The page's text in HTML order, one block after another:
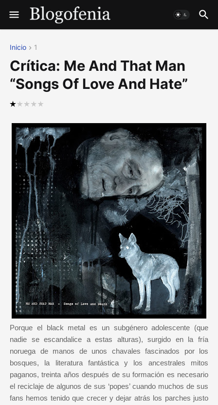
Inicio 1
Crítica: Me And That Man
“Songs Of Love And Hate”
Porque el black metal es un subgénero adolescente (que
nadie se escandalice a estas alturas), surgido en la fría
noruega de manos de unos chavales fascinados por los
bosques, la literatura fantástica y los ancestrales mitos
paganos, treinta años después de su formación es necesario
el reciclaje de algunos de sus ‘popes’ cuando muchos de sus
fans hemos tenido que crecer y dejar atrás los parches justo